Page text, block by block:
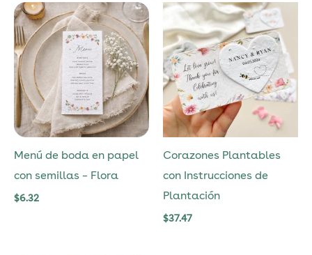
Menú de boda en papel
con semillas – Flora
$6.32
Corazones Plantables
con Instrucciones de
Plantación
$37.47